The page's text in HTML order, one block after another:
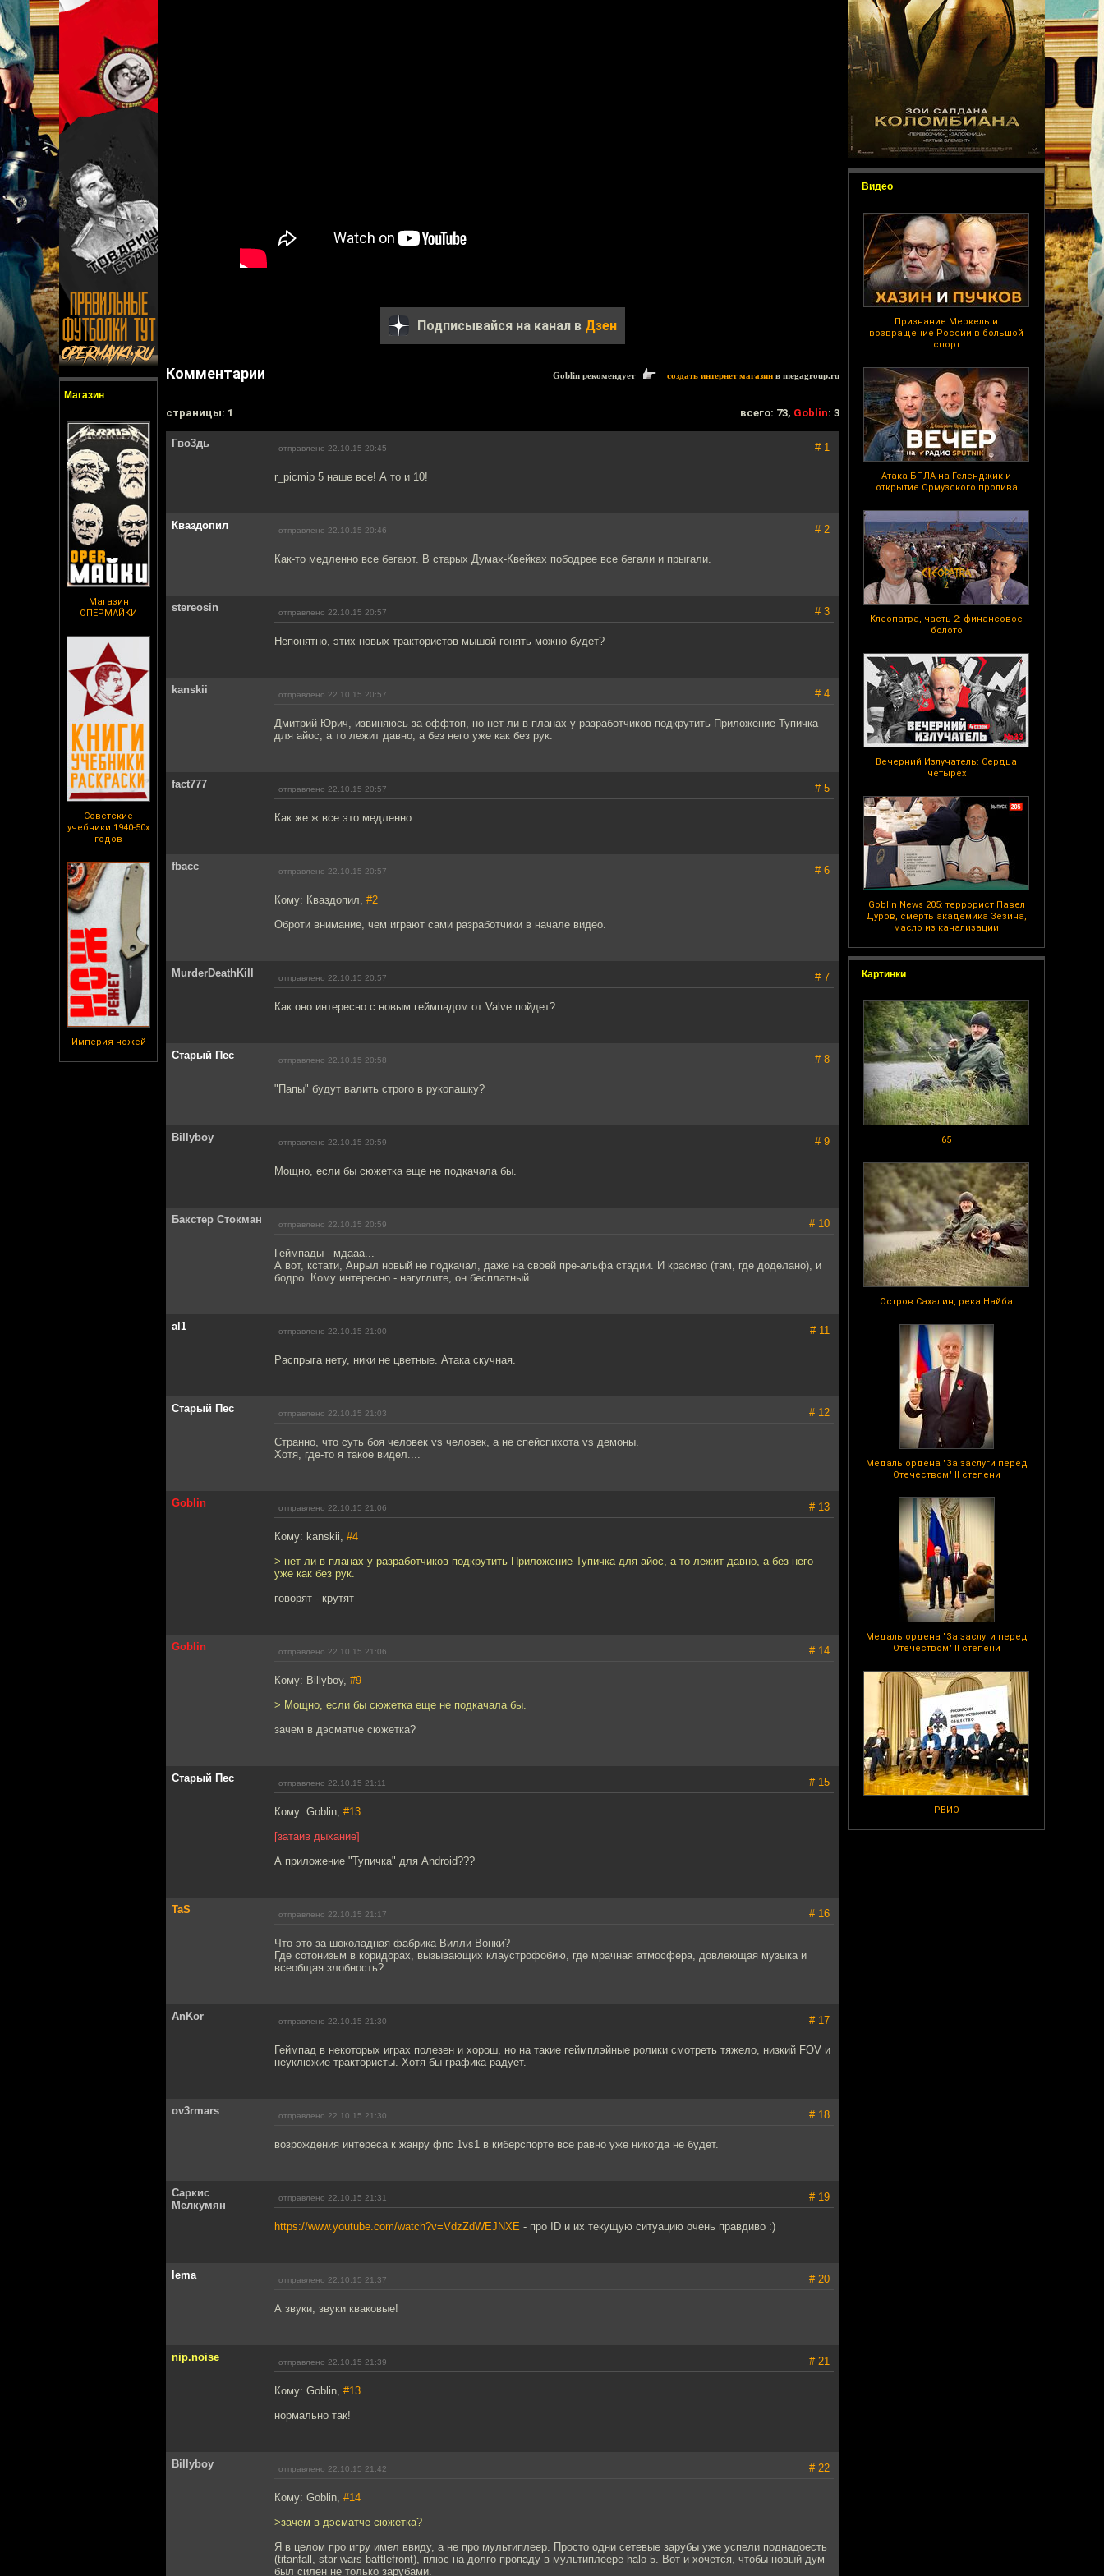
Магазин
Магазин
ОПЕРМАЙКИ
Советские
учебники 1940-50х
годов
Империя ножей
Видео
Признание Меркель и
возвращение России в большой
спорт
Атака БПЛА на Геленджик и
открытие Ормузского пролива
Клеопатра, часть 2: финансовое
болото
Вечерний Излучатель: Сердца
четырех
Goblin News 205: террорист Павел
Дуров, смерть академика Зезина,
масло из канализации
Картинки
65
Остров Сахалин, река Найба
Медаль ордена "За заслуги перед
Отечеством" II степени
Медаль ордена "За заслуги перед
Отечеством" II степени
РВИО
Подписывайся на канал в Дзен
Комментарии Goblin рекомендует создать интернет магазин в megagroup.ru
cтраницы: 1 всего: 73, Goblin: 3
Гво3дь отправлено 22.10.15 20:45 # 1
r_picmip 5 наше все! А то и 10!
Кваздопил отправлено 22.10.15 20:46 # 2
Как-то медленно все бегают. В старых Думах-Квейках пободрее все бегали и прыгали.
stereosin отправлено 22.10.15 20:57 # 3
Непонятно, этих новых трактористов мышой гонять можно будет?
kanskii отправлено 22.10.15 20:57 # 4
Дмитрий Юрич, извиняюсь за оффтоп, но нет ли в планах у разработчиков подкрутить Приложение Тупичка
для айос, а то лежит давно, а без него уже как без рук.
fact777 отправлено 22.10.15 20:57 # 5
Как же ж все это медленно.
fbacc отправлено 22.10.15 20:57 # 6
Кому: Кваздопил, #2
Оброти внимание, чем играют сами разработчики в начале видео.
MurderDeathKill отправлено 22.10.15 20:57 # 7
Как оно интересно с новым геймпадом от Valve пойдет?
Старый Пес отправлено 22.10.15 20:58 # 8
"Папы" будут валить строго в рукопашку?
Billyboy отправлено 22.10.15 20:59 # 9
Мощно, если бы сюжетка еще не подкачала бы.
Бакстер Стокман отправлено 22.10.15 20:59 # 10
Геймпады - мдааа...
А вот, кстати, Анрыл новый не подкачал, даже на своей пре-альфа стадии. И красиво (там, где доделано), и
бодро. Кому интересно - нагуглите, он бесплатный.
al1 отправлено 22.10.15 21:00 # 11
Распрыга нету, ники не цветные. Атака скучная.
Старый Пес отправлено 22.10.15 21:03 # 12
Странно, что суть боя человек vs человек, а не спейспихота vs демоны.
Хотя, где-то я такое видел....
Goblin отправлено 22.10.15 21:06 # 13
Кому: kanskii, #4
> нет ли в планах у разработчиков подкрутить Приложение Тупичка для айос, а то лежит давно, а без него
уже как без рук.
говорят - крутят
Goblin отправлено 22.10.15 21:06 # 14
Кому: Billyboy, #9
> Мощно, если бы сюжетка еще не подкачала бы.
зачем в дэсматче сюжетка?
Старый Пес отправлено 22.10.15 21:11 # 15
Кому: Goblin, #13
[затаив дыхание]
А приложение "Тупичка" для Android???
TaS отправлено 22.10.15 21:17 # 16
Что это за шоколадная фабрика Вилли Вонки?
Где сотонизьм в коридорах, вызывающих клаустрофобию, где мрачная атмосфера, довлеющая музыка и
всеобщая злобность?
AnKor отправлено 22.10.15 21:30 # 17
Геймпад в некоторых играх полезен и хорош, но на такие геймплэйные ролики смотреть тяжело, низкий FOV и
неуклюжие трактористы. Хотя бы графика радует.
ov3rmars отправлено 22.10.15 21:30 # 18
возрождения интереса к жанру фпс 1vs1 в киберспорте все равно уже никогда не будет.
Саркис
Мелкумян
отправлено 22.10.15 21:31 # 19
https://www.youtube.com/watch?v=VdzZdWEJNXE - про ID и их текущую ситуацию очень правдиво :)
lema отправлено 22.10.15 21:37 # 20
А звуки, звуки кваковые!
nip.noise отправлено 22.10.15 21:39 # 21
Кому: Goblin, #13
нормально так!
Billyboy отправлено 22.10.15 21:42 # 22
Кому: Goblin, #14
>зачем в дэсматче сюжетка?
Я в целом про игру имел ввиду, а не про мультиплеер. Просто одни сетевые зарубы уже успели поднадоесть
(titanfall, star wars battlefront), плюс на долго пропаду в мультиплеере halo 5. Вот и хочется, чтобы новый дум
был силен не только зарубами.